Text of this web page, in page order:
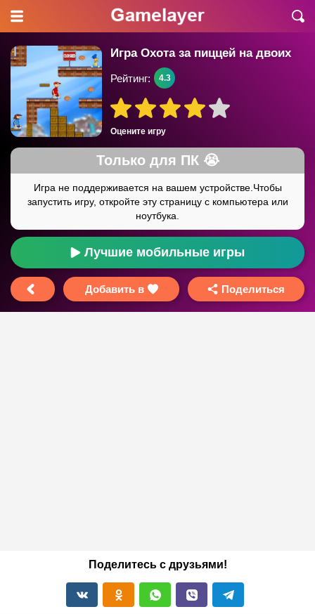
Игра Охота за пиццей на двоих
Оцените игру
Рейтинг: 4.3
Лучшие мобильные игры
Добавить в Поделиться
Поделитесь с друзьями!